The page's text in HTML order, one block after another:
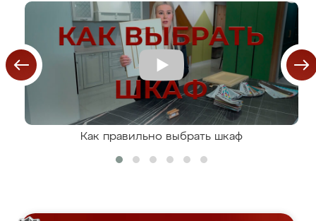
Как правильно выбрать шкаф